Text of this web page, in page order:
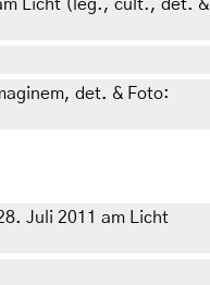
Licht (leg., cult., det. &
det. & Foto:
Juli 2011 am Licht